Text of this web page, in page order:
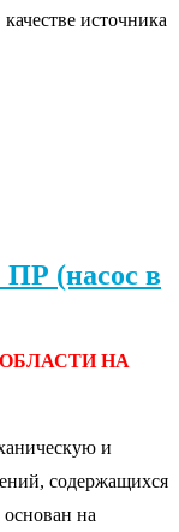
источника
(насос в
НА
и
содержащихся
на